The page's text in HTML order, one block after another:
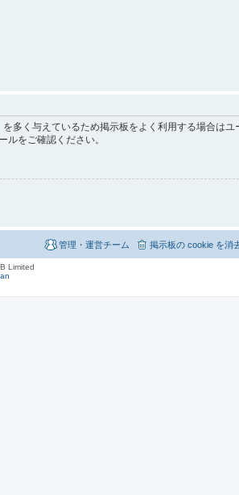
多く与えているため掲示板をよく利用する場合はユ
をご確認ください。
掲示板の cookie を消
管理・運営チーム
Limited